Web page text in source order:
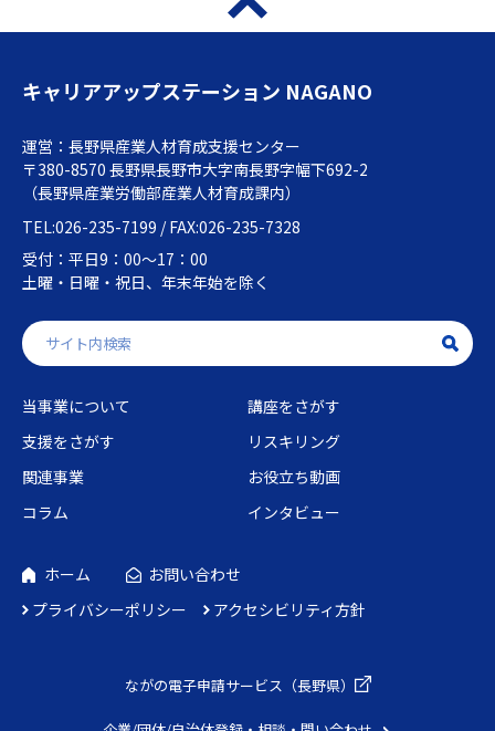
キャリアアップステーション NAGANO
運営：長野県産業人材育成支援センター
〒380-8570 長野県長野市大字南長野字幅下692-2
（長野県産業労働部産業人材育成課内）
TEL:026-235-7199 / FAX:026-235-7328
受付：平日9：00～17：00
土曜・日曜・祝日、年末年始を除く
当事業について
講座をさがす
支援をさがす
リスキリング
関連事業
お役立ち動画
コラム
インタビュー
ホーム
お問い合わせ
プライバシーポリシー
アクセシビリティ方針
ながの電子申請サービス（長野県）